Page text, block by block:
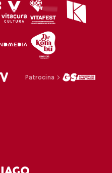
Patrocina